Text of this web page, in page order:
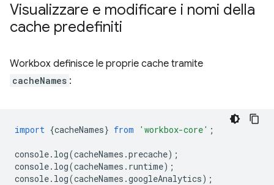
Visualizzare e modificare i nomi della
cache predefiniti
Workbox definisce le proprie cache tramite
cacheNames :
import {cacheNames} from 'workbox-core' ;
console. log(cacheNames .precache);
console. log(cacheNames . runtime);
console. log(cacheNames .googleAnalytics);